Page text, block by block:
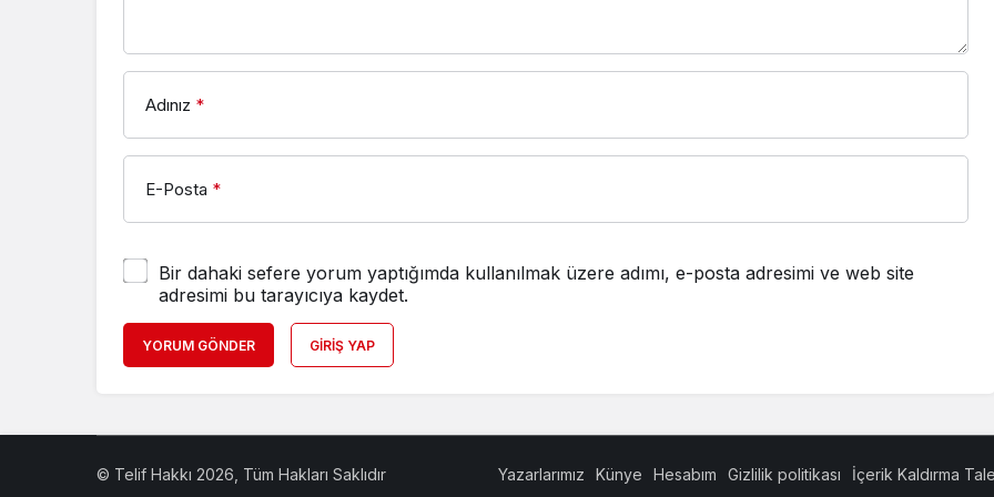
Adınız *
E-Posta *
Bir dahaki sefere yorum yaptığımda kullanılmak üzere adımı, e-posta adresimi ve web site
adresimi bu tarayıcıya kaydet.
YORUM GÖNDER GIRIŞ YAP
© Telif Hakkı 2026, Tüm Hakları Saklıdır Yazarlarımız Künye Hesabım Gizlilik politikası İçerik Kaldırma